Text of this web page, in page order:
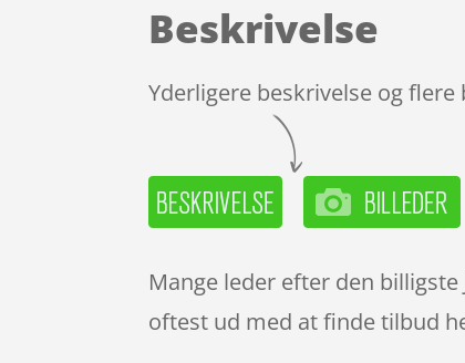
Beskrivelse
Yderligere beskrivelse og flere
Mange leder efter den billigste
oftest ud med at finde tilbud